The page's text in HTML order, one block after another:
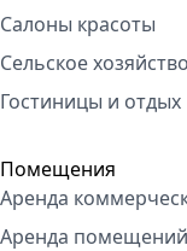
Салоны красоты
Сельское хозяйство
Гостиницы и отдых
Помещения
Аренда
Аренда помещений